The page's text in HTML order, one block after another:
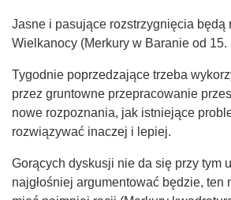
Jasne i pasujące rozstrzygnięcia będą
Wielkanocy (Merkury w Baranie od 15.
Tygodnie poprzedzające trzeba
przez gruntowne przepracowanie
nowe rozpoznania, jak istniejące
rozwiązywać inaczej i lepiej.
Gorących dyskusji nie da się przy tym
najgłośniej argumentować będzie, ten